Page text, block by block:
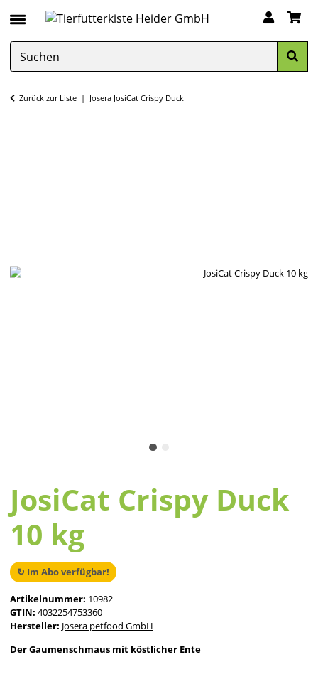
Zurück zur Liste Josera JosiCat Crispy Duck
JosiCat Crispy Duck
10 kg
↻ Im Abo verfügbar!
Artikelnummer: 10982
GTIN: 4032254753360
Hersteller: Josera petfood GmbH
Der Gaumenschmaus mit köstlicher Ente